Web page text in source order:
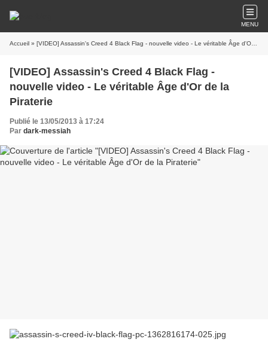
MENU
Accueil » [VIDEO] Assassin's Creed 4 Black Flag - nouvelle video - Le véritable Âge d'Or de la Piraterie
[VIDEO] Assassin's Creed 4 Black Flag -
nouvelle video - Le véritable Âge d'Or de la
Piraterie
Publié le 13/05/2013 à 17:24
Par dark-messiah